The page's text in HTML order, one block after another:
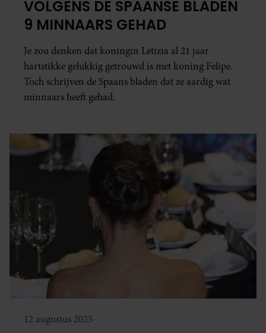
VOLGENS DE SPAANSE BLADEN
9 MINNAARS GEHAD
Je zou denken dat koningin Letizia al 21 jaar
hartstikke gelukkig getrouwd is met koning Felipe.
Toch schrijven de Spaans bladen dat ze aardig wat
minnaars heeft gehad.
12 augustus 2025